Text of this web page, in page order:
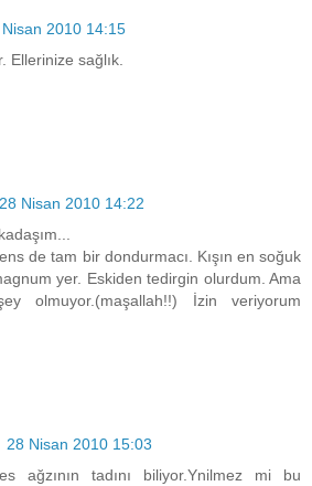
2010 14:15
Ellerinize sağlık.
28 Nisan 2010 14:22
de tam bir dondurmacı. Kışın en soğuk
yer. Eskiden tedirgin olurdum. Ama
olmuyor.(maşallah!!) İzin veriyorum
28 Nisan 2010 15:03
ağzının tadını biliyor.Ynilmez mi bu